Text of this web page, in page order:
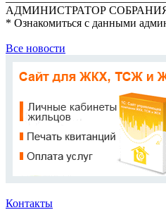
АДМИНИСТРАТОР
* Ознакомиться с данными
Все новости
Контакты